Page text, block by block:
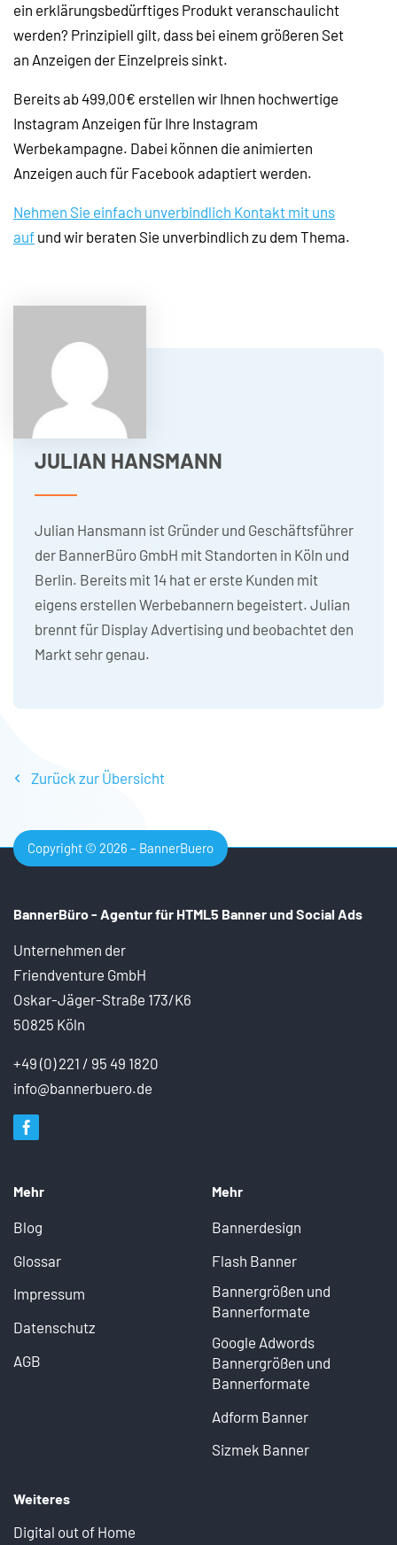
ein erklärungsbedürftiges Produkt veranschaulicht
werden? Prinzipiell gilt, dass bei einem größeren Set
an Anzeigen der Einzelpreis sinkt.
Bereits ab 499,00€ erstellen wir Ihnen hochwertige
Instagram Anzeigen für Ihre Instagram
Werbekampagne. Dabei können die animierten
Anzeigen auch für Facebook adaptiert werden.
Nehmen Sie einfach unverbindlich Kontakt mit uns
auf und wir beraten Sie unverbindlich zu dem Thema.
JULIAN HANSMANN
Julian Hansmann ist Gründer und Geschäftsführer
der BannerBüro GmbH mit Standorten in Köln und
Berlin. Bereits mit 14 hat er erste Kunden mit
eigens erstellen Werbebannern begeistert. Julian
brennt für Display Advertising und beobachtet den
Markt sehr genau.
Zurück zur Übersicht
Copyright © 2026 – BannerBuero
BannerBüro - Agentur für HTML5 Banner undSocial Ads
Unternehmen der
Friendventure GmbH
Oskar-Jäger-Straße 173/K6
50825 Köln
+49 (0) 221 / 95 49 1820
info@bannerbuero.de
Mehr
Blog
Glossar
Impressum
Datenschutz
AGB
Mehr
Bannerdesign
Flash Banner
Bannergrößen und
Bannerformate
Google Adwords
Bannergrößen und
Bannerformate
Adform Banner
Sizmek Banner
Weiteres
Digital out of Home